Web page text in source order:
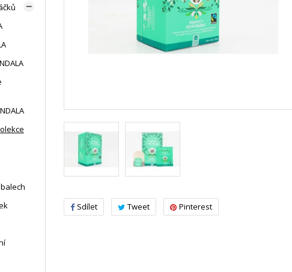

Sdílet Tweet Pinterest